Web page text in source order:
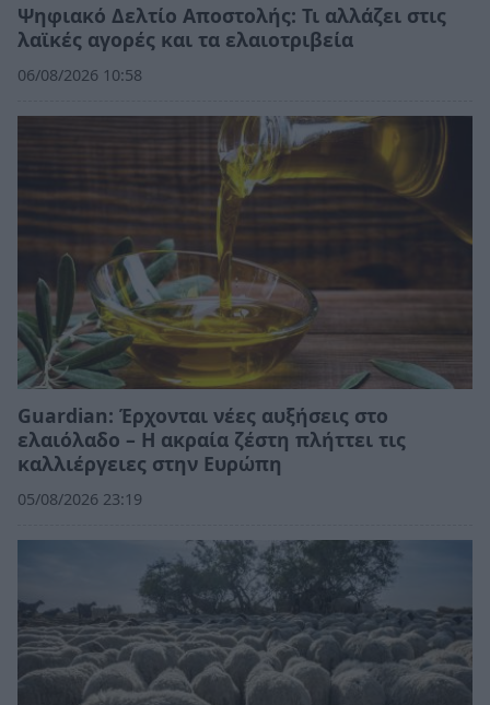
Ψηφιακό Δελτίο Αποστολής: Τι αλλάζει στις
λαϊκές αγορές και τα ελαιοτριβεία
06/08/2026 10:58
Guardian: Έρχονται νέες αυξήσεις στο
ελαιόλαδο – Η ακραία ζέστη πλήττει τις
καλλιέργειες στην Ευρώπη
05/08/2026 23:19